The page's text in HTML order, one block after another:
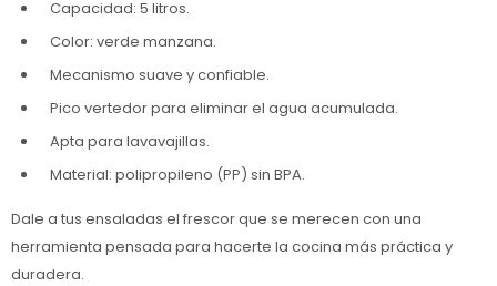
Capacidad: 5 litros.
Color: verde manzana.
Mecanismo suave y confiable.
Pico vertedor para eliminar el agua acumulada.
Apta para lavavajillas.
Material: polipropileno (PP) sin BPA.
Dale a tus ensaladas el frescor que se merecen con una
herramienta pensada para hacerte la cocina más práctica y
duradera.